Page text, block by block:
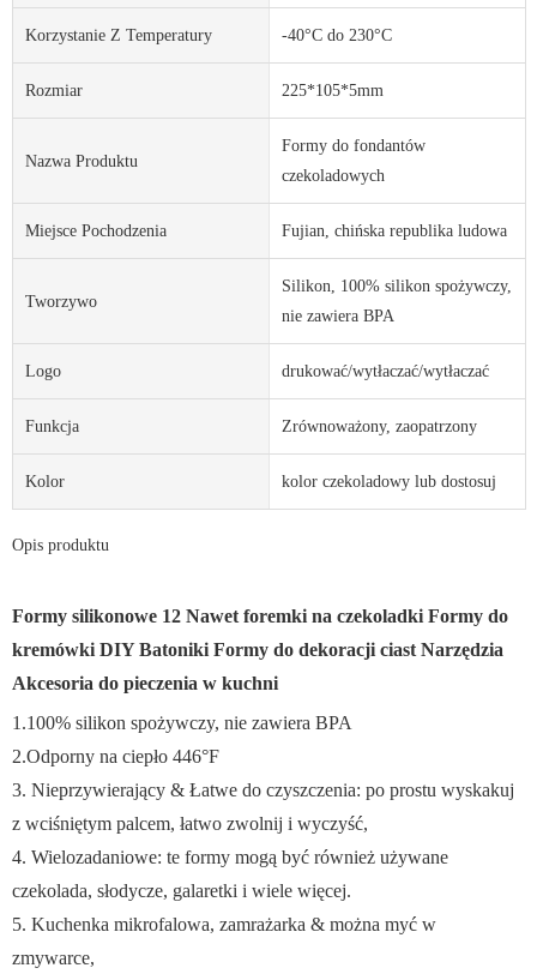
Korzystanie Z Temperatury -40°C do 230°C
Rozmiar 225*105*5mm
Nazwa Produktu
Formy do fondantów
czekoladowych
Miejsce Pochodzenia Fujian, chińska republika ludowa
Tworzywo
Silikon, 100% silikon spożywczy,
nie zawiera BPA
Logo drukować/wytłaczać/wytłaczać
Funkcja Zrównoważony, zaopatrzony
Kolor kolor czekoladowy lub dostosuj
Opis produktu
Formy silikonowe 12 Nawet foremki na czekoladki Formy do
kremówki DIY Batoniki Formy do dekoracji ciast Narzędzia
Akcesoria do pieczenia w kuchni
1.100% silikon spożywczy, nie zawiera BPA
2.Odporny na ciepło 446°F
3. Nieprzywierający & Łatwe do czyszczenia: po prostu wyskakuj
z wciśniętym palcem, łatwo zwolnij i wyczyść,
4. Wielozadaniowe: te formy mogą być również używane
czekolada, słodycze, galaretki i wiele więcej.
5. Kuchenka mikrofalowa, zamrażarka & można myć w
zmywarce,